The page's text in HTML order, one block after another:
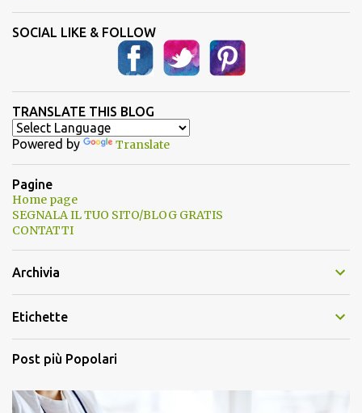
SOCIAL LIKE & FOLLOW
TRANSLATE THIS BLOG
Powered by Translate
Pagine
Home page
SEGNALA IL TUO SITO/BLOG GRATIS
CONTATTI
Archivia
Etichette
Post più Popolari